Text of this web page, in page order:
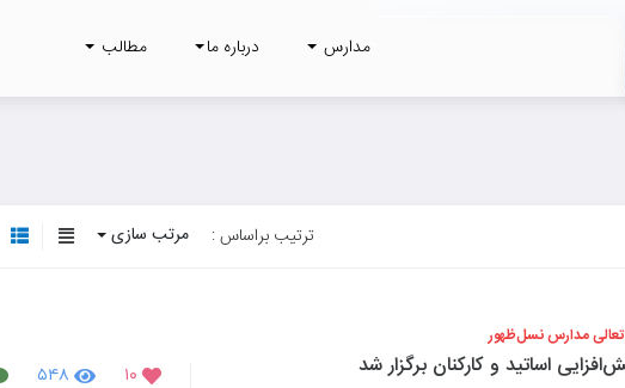
مدارس درباره ما مطالب
ترتیب براساس : مرتب سازی
مدارس نسل‌ظهور
اساتید و کارکنان برگزار شد ۱۰ ۵۴۸